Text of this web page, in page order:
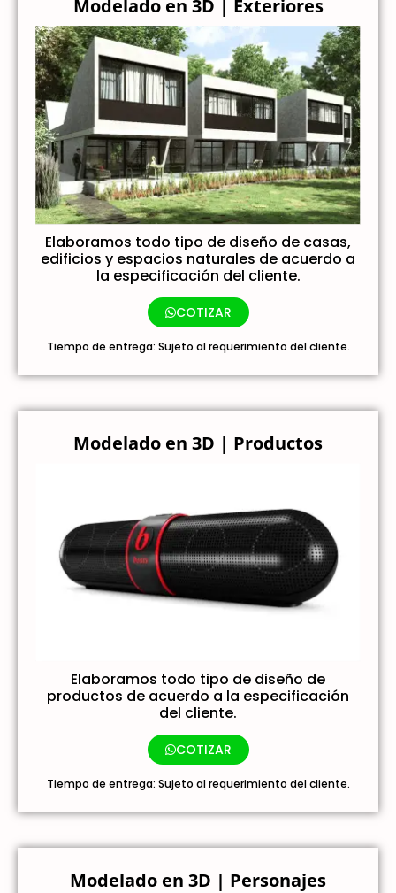
Modelado en 3D | Exteriores
Elaboramos todo tipo de diseño de casas,
edificios y espacios naturales de acuerdo a
la especificación del cliente.
COTIZAR
Tiempo de entrega: Sujeto al requerimiento del cliente.
Modelado en 3D | Productos
Elaboramos todo tipo de diseño de
productos de acuerdo a la especificación
del cliente.
COTIZAR
Tiempo de entrega: Sujeto al requerimiento del cliente.
Modelado en 3D | Personajes